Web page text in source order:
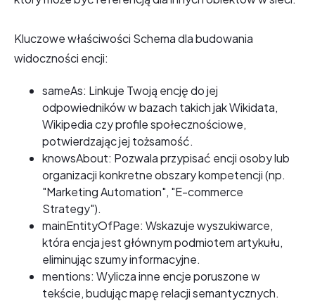
Kluczowe właściwości Schema dla budowania
widoczności encji:
sameAs: Linkuje Twoją encję do jej
odpowiedników w bazach takich jak Wikidata,
Wikipedia czy profile społecznościowe,
potwierdzając jej tożsamość.
knowsAbout: Pozwala przypisać encji osoby lub
organizacji konkretne obszary kompetencji (np.
"Marketing Automation", "E-commerce
Strategy").
mainEntityOfPage: Wskazuje wyszukiwarce,
która encja jest głównym podmiotem artykułu,
eliminując szumy informacyjne.
mentions: Wylicza inne encje poruszone w
tekście, budując mapę relacji semantycznych.